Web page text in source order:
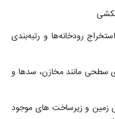
رودخانه‌ها و رتبه‌بندی
سطحی مانند مخازن، سدها و
زمین و زیرساخت های موجود